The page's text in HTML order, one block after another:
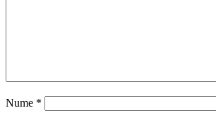
Nume *